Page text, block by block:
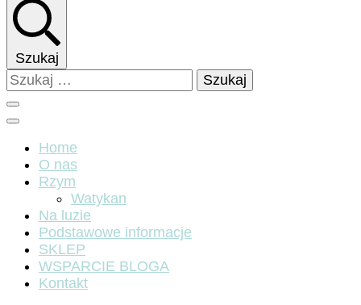
Szukaj
Szukaj:
Home
O nas
Rzym
Watykan
Na luzie
Podstawowe informacje
SKLEP
WSPARCIE BLOGA
Kontakt